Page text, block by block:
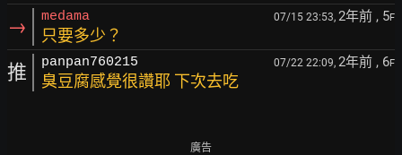
→ medama 07/15 23:53, 2年前 , 5F
只要多少？
推 panpan760215 07/22 22:09, 2年前 , 6F
臭豆腐感覺很讚耶 下次去吃
廣告